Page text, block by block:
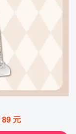
89元